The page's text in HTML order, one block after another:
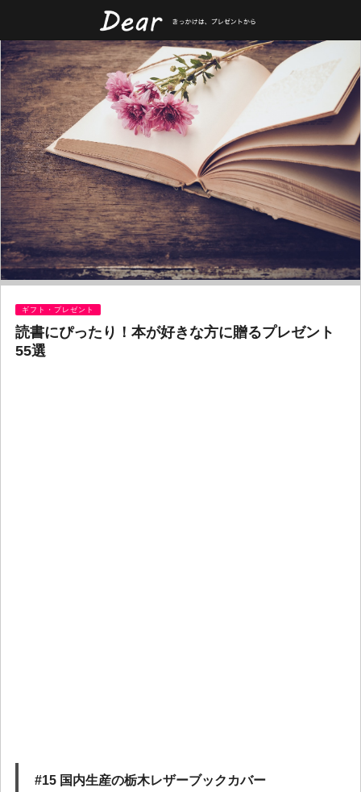
ギフト・プレゼント
読書にぴったり！本が好きな方に贈るプレゼント
55選
#15 国内生産の栃木レザーブックカバー